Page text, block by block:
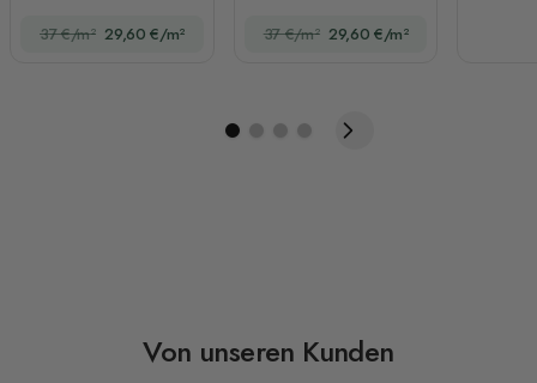
37 €/m² 29,60 €/m² 37 €/m² 29,60 €/m²
Von unseren Kunden